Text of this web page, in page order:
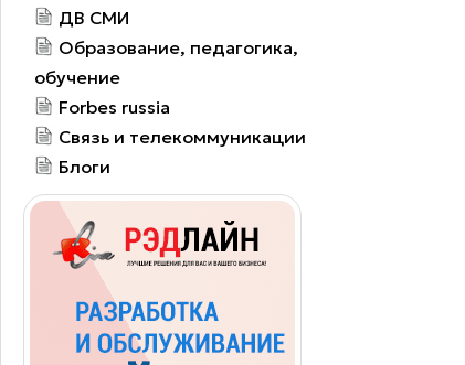
ДВ СМИ
Образование, педагогика,
обучение
Forbes russia
Связь и телекоммуникации
Блоги